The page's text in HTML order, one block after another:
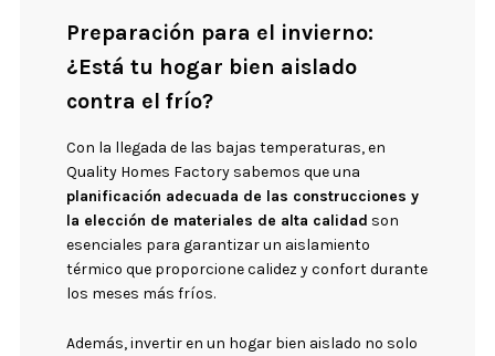
Preparación para el invierno:
¿Está tu hogar bien aislado
contra el frío?
Con la llegada de las bajas temperaturas, en
Quality Homes Factory sabemos que una
planificación adecuada de las construcciones y
la elección de materiales de alta calidad son
esenciales para garantizar un aislamiento
térmico que proporcione calidez y confort durante
los meses más fríos.
Además, invertir en un hogar bien aislado no solo